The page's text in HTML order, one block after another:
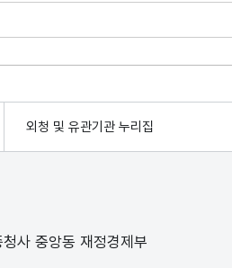
외청 및 유관기관 누리집
사 중앙동 재정경제부